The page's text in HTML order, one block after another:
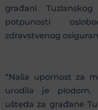
građani
potpunosti
zdravstvenog
“Naša upornost za
urodila je plodom.
ušteda za građane